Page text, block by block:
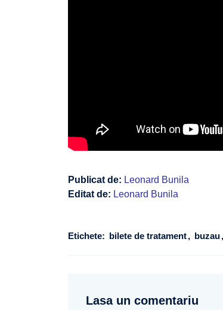
Publicat de: Leonard Bunila
Editat de: Leonard Bunila
Etichete: bilete de tratament buzau
Lasa un comentariu